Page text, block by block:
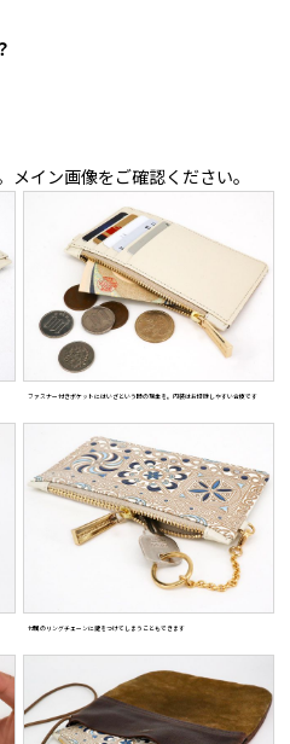
イン画像をご確認ください。
ファスナー付きポケットにはいざという時の現金を。内装はお掃除しやすい合皮です
付属のリングチェーンに鍵をつけてしまうこともできます